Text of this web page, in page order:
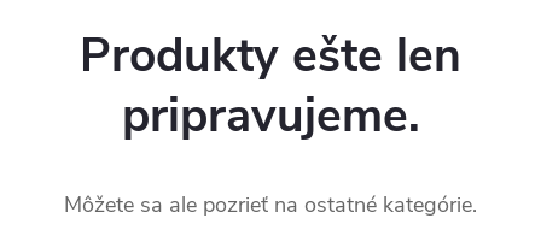
Produkty ešte len
pripravujeme.
Môžete sa ale pozrieť na ostatné kategórie.